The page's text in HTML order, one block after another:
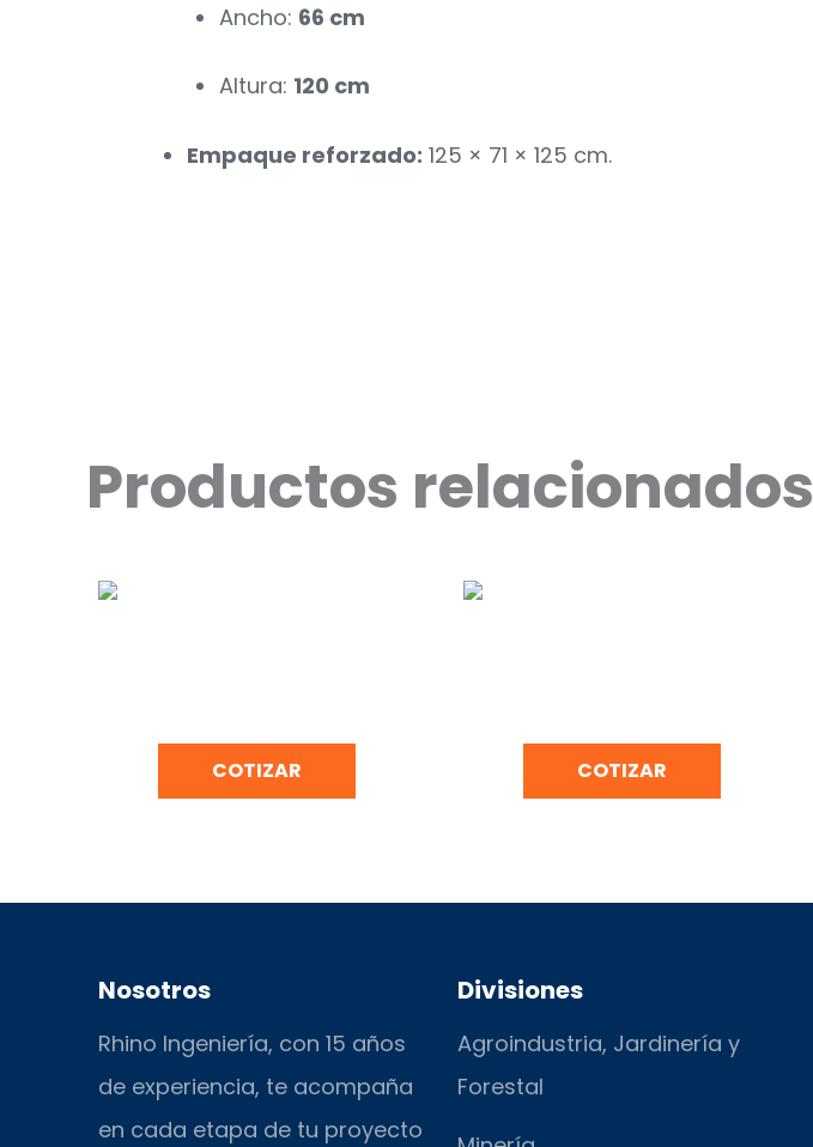
Ancho: 66 cm
Altura: 120 cm
Empaque reforzado: 125 × 71 × 125 cm.
Productos relacionados
COTIZAR COTIZAR
Nosotros
Rhino Ingeniería, con 15 años
de experiencia, te acompaña
en cada etapa de tu proyecto
Divisiones
Agroindustria, Jardinería y
Forestal